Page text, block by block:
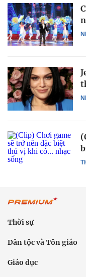
Thời sự
Dân tộc và Tôn giáo
Giáo dục